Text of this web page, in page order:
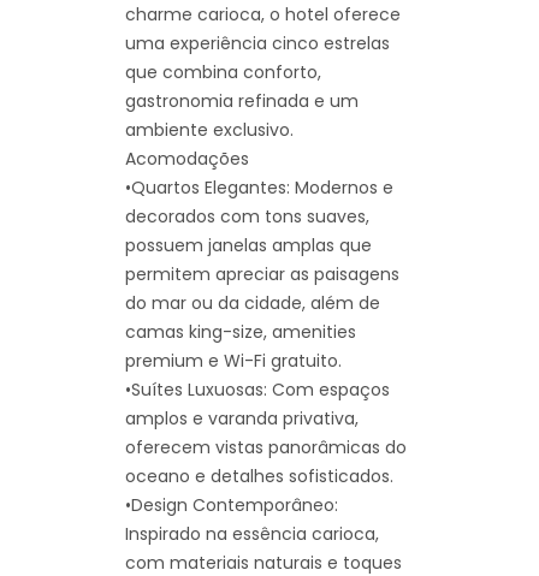
charme carioca, o hotel oferece
uma experiência cinco estrelas
que combina conforto,
gastronomia refinada e um
ambiente exclusivo.
Acomodações
•Quartos Elegantes: Modernos e
decorados com tons suaves,
possuem janelas amplas que
permitem apreciar as paisagens
do mar ou da cidade, além de
camas king-size, amenities
premium e Wi-Fi gratuito.
•Suítes Luxuosas: Com espaços
amplos e varanda privativa,
oferecem vistas panorâmicas do
oceano e detalhes sofisticados.
•Design Contemporâneo:
Inspirado na essência carioca,
com materiais naturais e toques